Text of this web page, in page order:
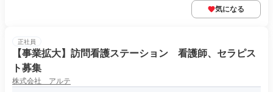
気になる
正社員
【事業拡大】訪問看護ステーション 看護師、セラピス
ト募集
株式会社 アルテ